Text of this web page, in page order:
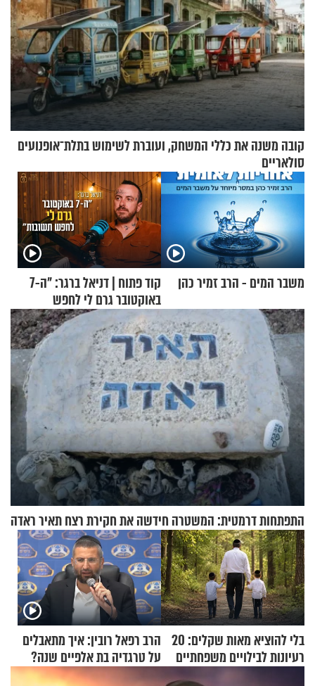
קובה משנה את כללי המשחק, ועוברת לשימוש בתלת־אופנועים
סולאריים
משבר המים - הרב זמיר כהן
קוד פתוח | דניאל ברגר: "ה-7
באוקטובר גרם לי לחפש
תשובות"
התפתחות דרמטית: המשטרה חידשה את חקירת רצח תאיר ראדה
בלי להוציא מאות שקלים: 20
רעיונות לבילויים משפחתיים
כמעט בחינם
הרב רפאל רובין: איך מתאבלים
על טרגדיה בת אלפיים שנה?